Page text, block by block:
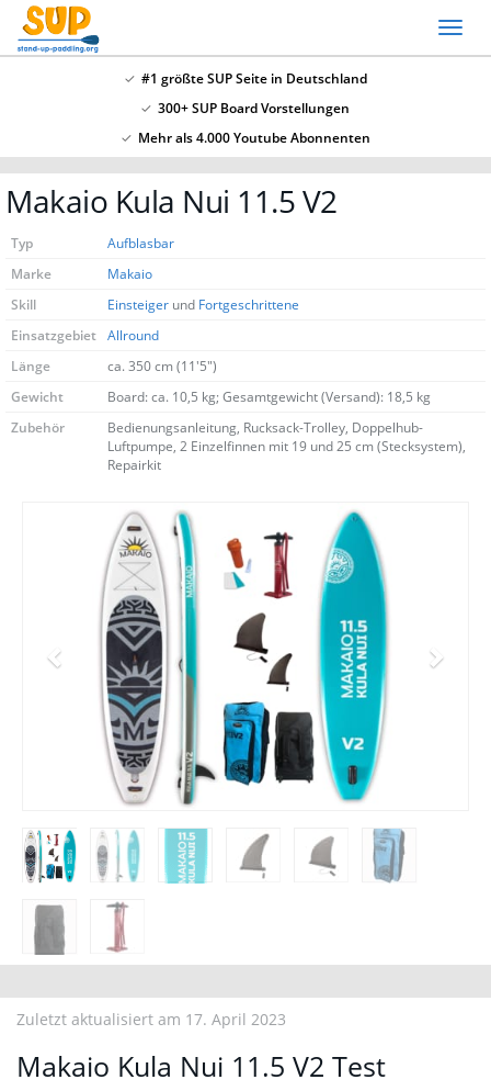
Skip
#1 größte SUP Seite in Deutschland
300+ SUP Board Vorstellungen
Mehr als 4.000 Youtube Abonnenten
Makaio Kula Nui 11.5 V2
Typ
Aufblasbar
Marke
Makaio
Skill
Einsteiger und Fortgeschrittene
Einsatzgebiet Allround
Länge
ca. 350 cm (11'5")
Gewicht
Board: ca. 10,5 kg; Gesamtgewicht (Versand): 18,5 kg
Zubehör
Bedienungsanleitung, Rucksack-Trolley, Doppelhub-
Luftpumpe, 2 Einzelfinnen mit 19 und 25 cm
(Stecksystem), Repairkit
Zuletzt aktualisiert am 17. April 2023
Makaio Kula Nui 11.5 V2 Test
SSV: Große Bluefin Sonderangebote
In unserem SUP Board Test 2024 haben wir alle
überzeugt! Aktuell gib es wieder große
Jetzt Bluefin Angebote ansehen